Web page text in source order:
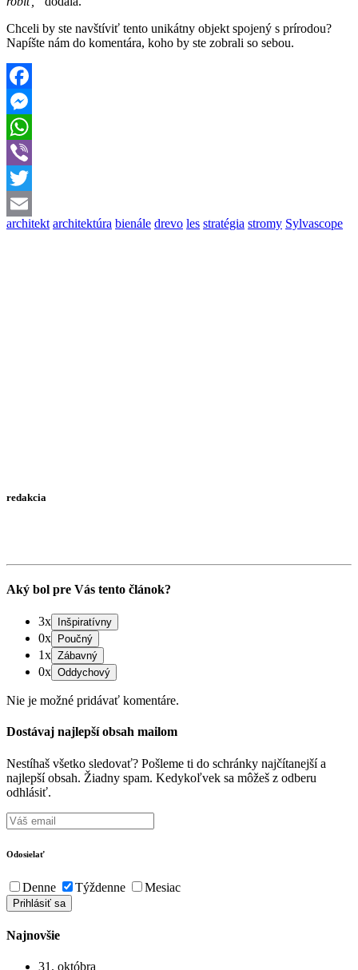
Chceli by ste navštíviť tento unikátny objekt spojený s prírodou?
Napíšte nám do komentára, koho by ste zobrali so sebou.
Facebook
Messenger
WhatsApp
Viber
Twitter
Email
architekt architektúra bienále drevo les stratégia stromy Sylvascope
redakcia
Aký bol pre Vás tento článok?
3x
0x
1x
0x
Nie je možné pridávať komentáre.
Dostávaj najlepší obsah mailom
Nestíhaš všetko sledovať? Pošleme ti do schránky najčítanejší a
najlepší obsah. Žiadny spam. Kedykoľvek sa môžeš z odberu
odhlásiť.
Odosielať
Denne Týždenne Mesiac
Najnovšie
31. októbra